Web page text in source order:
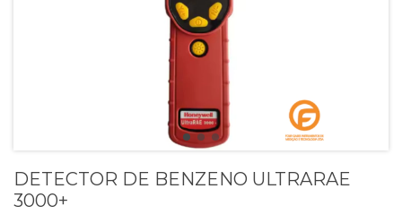
DETECTOR DE BENZENO ULTRARAE
3000+